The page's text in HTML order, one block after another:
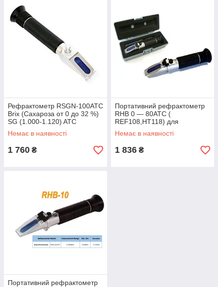
Рефрактометр RSGN-100ATC
Brix (Сахароза от 0 до 32 %)
SG (1.000-1.120) ATC
Немає в наявності
1 760 ₴
Портативний рефрактометр
RHB 0 — 80АТС (
REF108,HT118) для
контролю цукру, Brix (0-80%)
Немає в наявності
1 836 ₴
Портативний рефрактометр